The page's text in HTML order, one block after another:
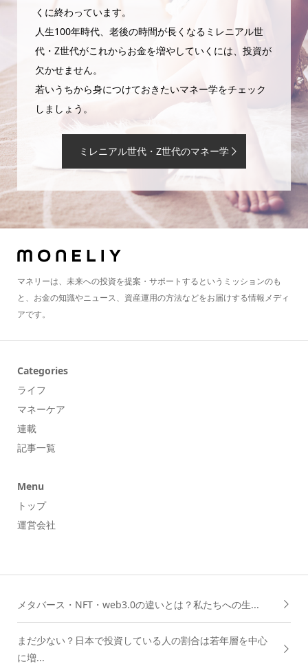
くに終わっています。
人生100年時代、老後の時間が長くなるミレニアル世
代・Z世代がこれからお金を増やしていくには、投資が
欠かせません。
若いうちから身につけておきたいマネー学をチェック
しましょう。
ミレニアル世代・Z世代のマネー学
マネリーは、未来への投資を提案・サポートするというミッションのも
と、お金の知識やニュース、資産運用の方法などをお届けする情報メディ
アです。
Categories
ライフ
マネーケア
連載
記事一覧
Menu
トップ
運営会社
メタバース・NFT・web3.0の違いとは？私たちへの生...
まだ少ない？日本で投資している人の割合は若年層を中心
に増...